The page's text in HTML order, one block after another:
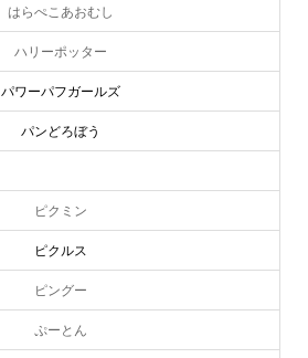
はらぺこあおむし
ハリーポッター
パワーパフガールズ
パンどろぼう
ピクミン
ピクルス
ピングー
ぷーとん